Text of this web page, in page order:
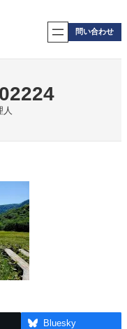
問い合わせ
人
Bluesky